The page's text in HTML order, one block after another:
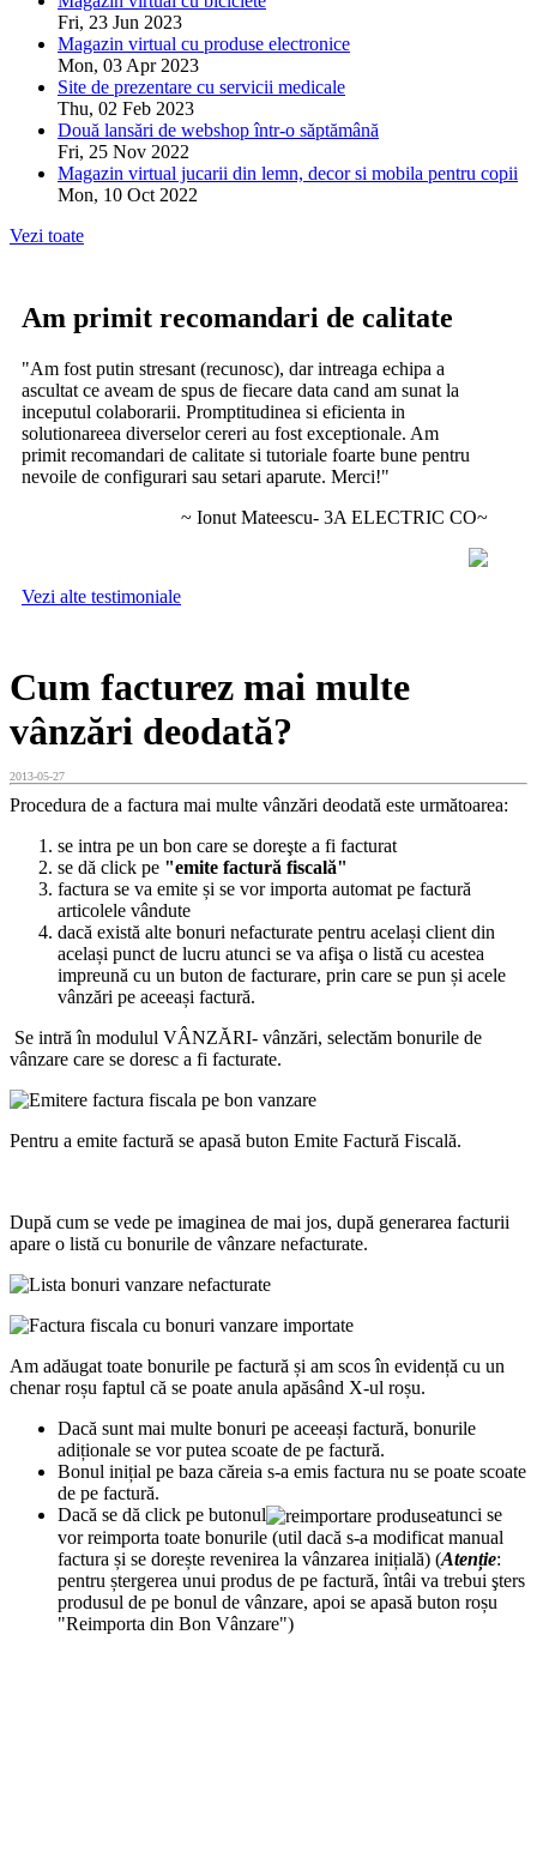
Fri, 23 Jun 2023
Magazin virtual cu produse electronice
Mon, 03 Apr 2023
Site de prezentare cu servicii medicale
Thu, 02 Feb 2023
Două lansări de webshop într-o săptămână
Fri, 25 Nov 2022
Magazin virtual jucarii din lemn, decor si mobila pentru copii
Mon, 10 Oct 2022
Vezi toate
Am primit recomandari de calitate
"Am fost putin stresant (recunosc), dar intreaga echipa a
ascultat ce aveam de spus de fiecare data cand am sunat la
inceputul colaborarii. Promptitudinea si eficienta in
solutionareea diverselor cereri au fost exceptionale. Am
primit recomandari de calitate si tutoriale foarte bune pentru
nevoile de configurari sau setari aparute. Merci!"
~ Ionut Mateescu- 3A ELECTRIC CO~
Vezi alte testimoniale
Cum facturez mai multe
vânzări deodată?
2013-05-27
Procedura de a factura mai multe vânzări deodată este următoarea:
se intra pe un bon care se doreşte a fi facturat
se dă click pe "emite factură fiscală"
factura se va emite și se vor importa automat pe factură
articolele vândute
dacă există alte bonuri nefacturate pentru același client din
același punct de lucru atunci se va afişa o listă cu acestea
impreună cu un buton de facturare, prin care se pun și acele
vânzări pe aceeași factură.
Se intră în modulul VÂNZĂRI- vânzări, selectăm bonurile de
vânzare care se doresc a fi facturate.
Pentru a emite factură se apasă buton Emite Factură Fiscală.
După cum se vede pe imaginea de mai jos, după generarea facturii
apare o listă cu bonurile de vânzare nefacturate.
Am adăugat toate bonurile pe factură și am scos în evidență cu un
chenar roșu faptul că se poate anula apăsând X-ul roșu.
Dacă sunt mai multe bonuri pe aceeași factură, bonurile
adiționale se vor putea scoate de pe factură.
Bonul inițial pe baza căreia s-a emis factura nu se poate scoate
de pe factură.
Dacă se dă click pe butonul
atunci se
vor reimporta toate bonurile (util dacă s-a modificat manual
factura și se dorește revenirea la vânzarea inițială) (Atenție:
pentru ștergerea unui produs de pe factură, întâi va trebui şters
produsul de pe bonul de vânzare, apoi se apasă buton roșu
"Reimporta din Bon Vânzare")